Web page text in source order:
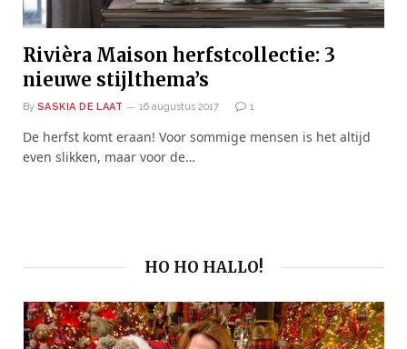
Rivièra Maison herfstcollectie: 3
nieuwe stijlthema’s
By SASKIA DE LAAT 16 augustus 2017 1
De herfst komt eraan! Voor sommige mensen is het altijd
even slikken, maar voor de…
HO HO HALLO!